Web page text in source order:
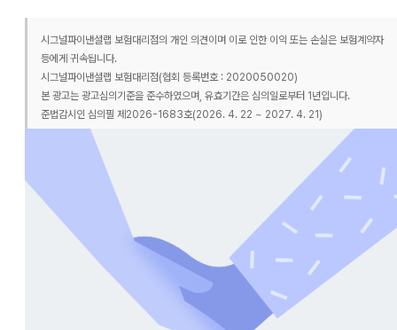
시그널파이낸셜랩 보험대리점의 개인 의견이며 이로 인한 이익 또는 손실은 보험계약자
등에게 귀속됩니다.
시그널파이낸셜랩 보험대리점(협회 등록번호 : 2020050020)
본 광고는 광고심의기준을 준수하였으며, 유효기간은 심의일로부터 1년입니다.
준법감시인 심의필 제2026-1683호(2026. 4. 22 ~ 2027. 4. 21)